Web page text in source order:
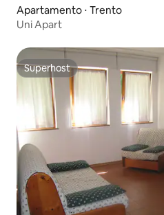
Apartamento ⋅ Trento
Uni Apart
Superhost
Superhost